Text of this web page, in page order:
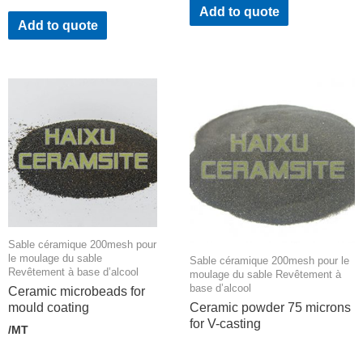
Add to quote
Add to quote
Sable céramique 200mesh pour
le moulage du sable
Revêtement à base d’alcool
Ceramic microbeads for
mould coating
/MT
Sable céramique 200mesh pour le
moulage du sable Revêtement à
base d’alcool
Ceramic powder 75 microns
for V-casting